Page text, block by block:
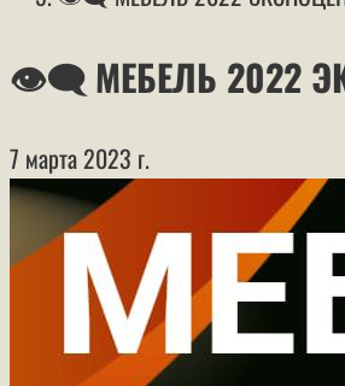
👁‍🗨 МЕБЕЛЬ 2022
7 марта 2023 г.